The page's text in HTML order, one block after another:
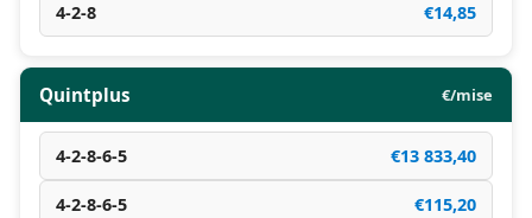
4-2-8 €14,85
Quintplus €/mise
4-2-8-6-5 €13 833,40
4-2-8-6-5 €115,20